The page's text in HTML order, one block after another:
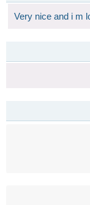
Very nice and i m